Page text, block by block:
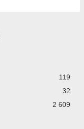
119
32
2 609